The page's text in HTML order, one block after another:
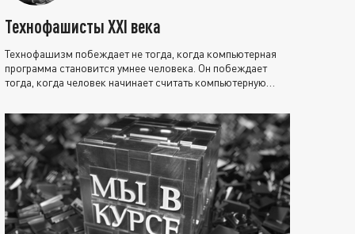
Технофашисты XXI века
Технофашизм побеждает не тогда, когда компьютерная
программа становится умнее человека. Он побеждает
тогда, когда человек начинает считать компьютерную